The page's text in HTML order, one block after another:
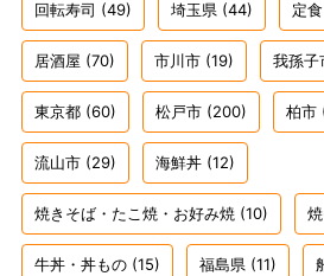
回転寿司 (49) 埼玉県 (44) 定食
居酒屋 (70) 市川市 (19) 我孫子
東京都 (60) 松戸市 (200) 柏市
流山市 (29) 海鮮丼 (12)
焼きそば・たこ焼・お好み焼 (10)
牛丼・丼もの (15) 福島県 (11)